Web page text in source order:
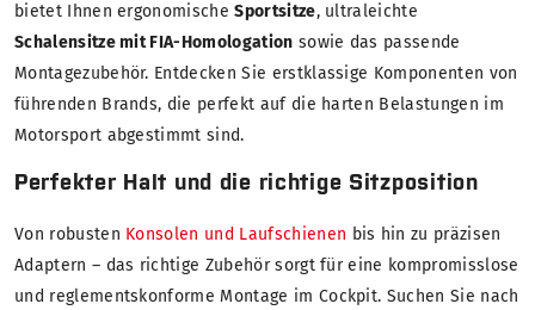
bietet Ihnen ergonomischeSportsitze, ultraleichte
Schalensitze mit FIA-Homologation sowie das passende
Montagezubehör. Entdecken Sie erstklassige Komponenten von
führenden Brands, die perfekt auf die harten Belastungen im
Motorsport abgestimmt sind.
Perfekter Halt und die richtige Sitzposition
Von robusten Konsolen und Laufschienen bis hin zu präzisen
Adaptern – das richtige Zubehör sorgt für eine kompromisslose
und reglementskonforme Montage im Cockpit. Suchen Sie nach